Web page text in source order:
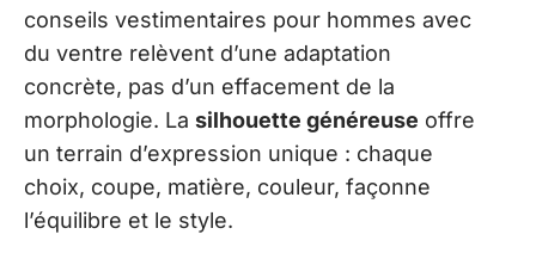
conseils vestimentaires pour hommes avec
du ventre relèvent d’une adaptation
concrète, pas d’un effacement de la
morphologie. La silhouette généreuse offre
un terrain d’expression unique : chaque
choix, coupe, matière, couleur, façonne
l’équilibre et le style.